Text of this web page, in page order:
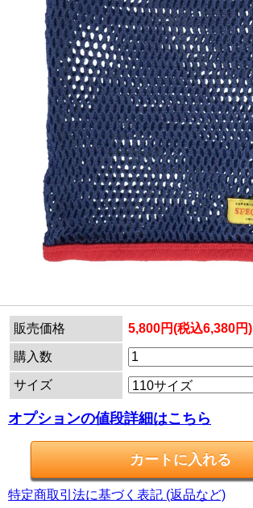
販売価格 5,800円(税込6,380円)
購入数
サイズ
オプションの値段詳細はこちら
特定商取引法に基づく表記 (返品など)